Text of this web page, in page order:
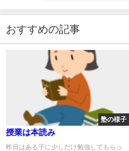
おすすめの記事
塾の様子
授業は本読み
昨日はある子に少しだけ勉強してもらっ